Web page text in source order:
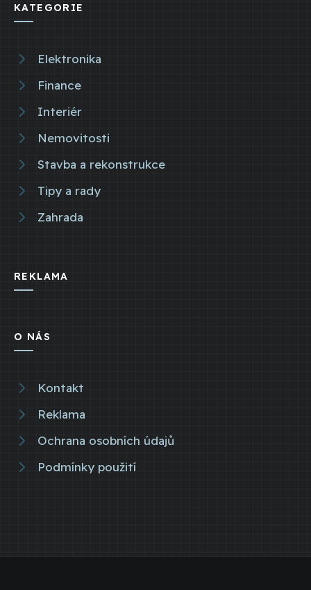
KATEGORIE
Elektronika
Finance
Interiér
Nemovitosti
Stavba a rekonstrukce
Tipy a rady
Zahrada
REKLAMA
O NÁS
Kontakt
Reklama
Ochrana osobních údajů
Podmínky použití